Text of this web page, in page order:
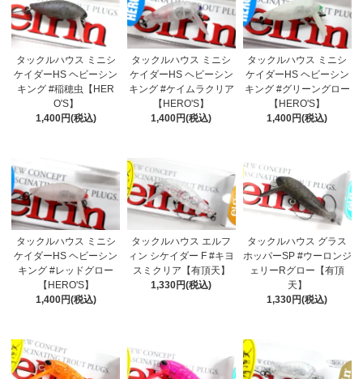
タックルハウス ミニシ
ケイダーHS ヘビーシン
キング #稲穂虫【HER
O'S】
1,400円(税込)
タックルハウス ミニシ
ケイダーHS ヘビーシン
キング #ケイムラクリア
【HERO'S】
1,400円(税込)
タックルハウス ミニシ
ケイダーHS ヘビーシン
キング #グリーングロー
【HERO'S】
1,400円(税込)
タックルハウス ミニシ
ケイダーHS ヘビーシン
キング #レッドグロー
【HERO'S】
1,400円(税込)
タックルハウス エルフ
ィン シケイダー F #キヨ
スミクリア【有頂天】
1,330円(税込)
タックルハウス グラス
ホッパーSP #ウーロンジ
ェリーRグロー【有頂
天】
1,330円(税込)